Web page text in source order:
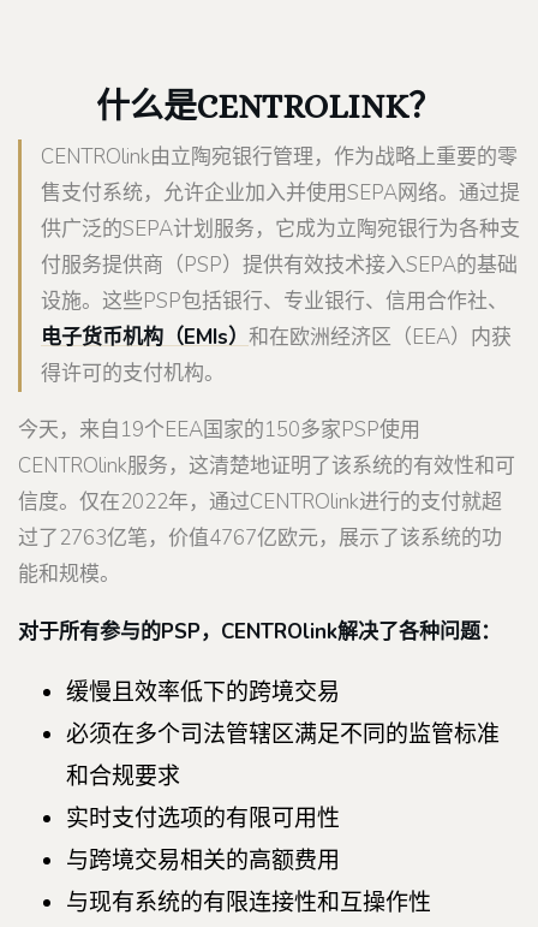
什么是CENTROLINK？
CENTROlink由立陶宛银行管理，作为战略上重要的零
售支付系统，允许企业加入并使用SEPA网络。通过提
供广泛的SEPA计划服务，它成为立陶宛银行为各种支
付服务提供商（PSP）提供有效技术接入SEPA的基础
设施。这些PSP包括银行、专业银行、信用合作社、
电子货币机构（EMIs） 和在欧洲经济区（EEA）内获
得许可的支付机构。
今天，来自19个EEA国家的150多家PSP使用
CENTROlink服务，这清楚地证明了该系统的有效性和可
信度。仅在2022年，通过CENTROlink进行的支付就超
过了2763亿笔，价值4767亿欧元，展示了该系统的功
能和规模。
对于所有参与的PSP，CENTROlink解决了各种问题：
缓慢且效率低下的跨境交易
必须在多个司法管辖区满足不同的监管标准
和合规要求
实时支付选项的有限可用性
与跨境交易相关的高额费用
与现有系统的有限连接性和互操作性